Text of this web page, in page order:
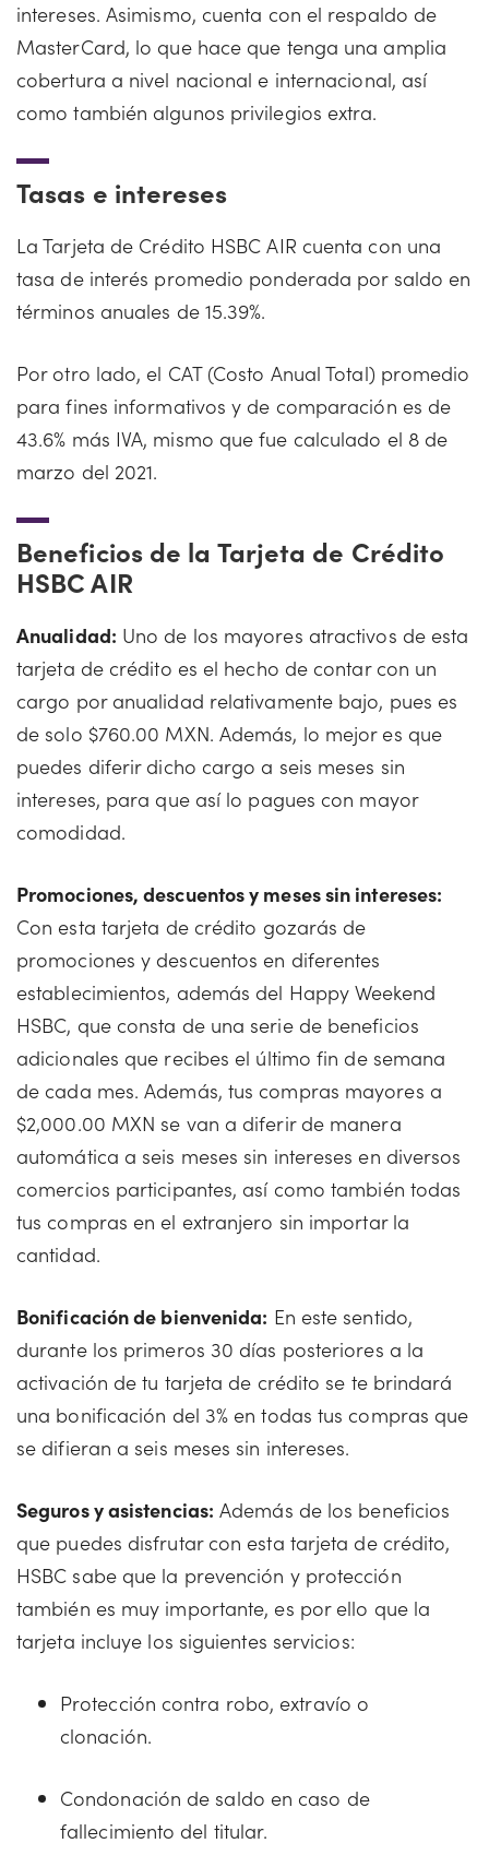
intereses. Asimismo, cuenta con el respaldo de
MasterCard, lo que hace que tenga una amplia
cobertura a nivel nacional e internacional, así
como también algunos privilegios extra.
Tasas e intereses
La Tarjeta de Crédito HSBC AIR cuenta con una
tasa de interés promedio ponderada por saldo en
términos anuales de 15.39%.
Por otro lado, el CAT (Costo Anual Total) promedio
para fines informativos y de comparación es de
43.6% más IVA, mismo que fue calculado el 8 de
marzo del 2021.
Beneficios de la Tarjeta de Crédito
HSBC AIR
Anualidad: Uno de los mayores atractivos de esta
tarjeta de crédito es el hecho de contar con un
cargo por anualidad relativamente bajo, pues es
de solo $760.00 MXN. Además, lo mejor es que
puedes diferir dicho cargo a seis meses sin
intereses, para que así lo pagues con mayor
comodidad.
Promociones, descuentos y meses sin intereses:
Con esta tarjeta de crédito gozarás de
promociones y descuentos en diferentes
establecimientos, además del Happy Weekend
HSBC, que consta de una serie de beneficios
adicionales que recibes el último fin de semana
de cada mes. Además, tus compras mayores a
$2,000.00 MXN se van a diferir de manera
automática a seis meses sin intereses en diversos
comercios participantes, así como también todas
tus compras en el extranjero sin importar la
cantidad.
Bonificación de bienvenida: En este sentido,
durante los primeros 30 días posteriores a la
activación de tu tarjeta de crédito se te brindará
una bonificación del 3% en todas tus compras que
se difieran a seis meses sin intereses.
Seguros y asistencias: Además de los beneficios
que puedes disfrutar con esta tarjeta de crédito,
HSBC sabe que la prevención y protección
también es muy importante, es por ello que la
tarjeta incluye los siguientes servicios:
Protección contra robo, extravío o
clonación.
Condonación de saldo en caso de
fallecimiento del titular.